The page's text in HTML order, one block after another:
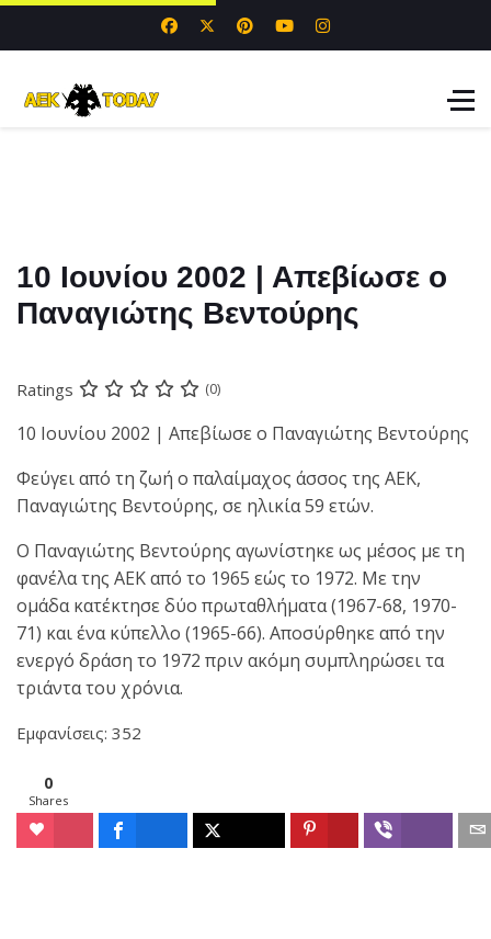
10 Ιουνίου 2002 | Απεβίωσε ο
Παναγιώτης Βεντούρης
Ratings (0)
10 Ιουνίου 2002 | Απεβίωσε ο Παναγιώτης Βεντούρης
Φεύγει από τη ζωή ο παλαίμαχος άσσος της ΑΕΚ,
Παναγιώτης Βεντούρης, σε ηλικία 59 ετών.
Ο Παναγιώτης Βεντούρης αγωνίστηκε ως μέσος με τη
φανέλα της ΑΕΚ από το 1965 εώς το 1972. Με την
ομάδα κατέκτησε δύο πρωταθλήματα (1967-68, 1970-
71) και ένα κύπελλο (1965-66). Αποσύρθηκε από την
ενεργό δράση το 1972 πριν ακόμη συμπληρώσει τα
τριάντα του χρόνια.
Εμφανίσεις: 352
0
Shares